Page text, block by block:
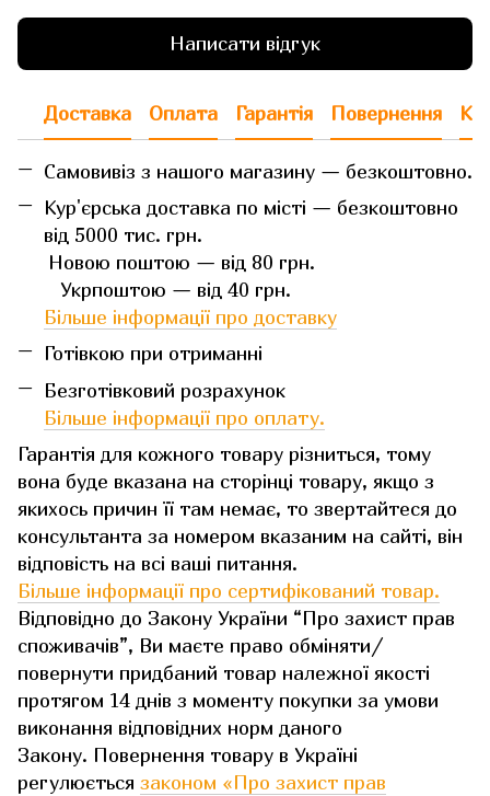
Написати відгук
Доставка Оплата Гарантія Повернення
Самовивіз з нашого магазину — безкоштовно.
Кур'єрська доставка по місті — безкоштовно
від 5000 тис. грн.
Новою поштою — від 80 грн.
Укрпоштою — від 40 грн.
Більше інформації про доставку
Готівкою при отриманні
Безготівковий розрахунок
Більше інформації про оплату.
Гарантія для кожного товару різниться, тому
вона буде вказана на сторінці товару, якщо з
якихось причин її там немає, то звертайтеся до
консультанта за номером вказаним на сайті, він
відповість на всі ваші питання.
Більше інформації про сертифікований товар.
Відповідно до Закону України “Про захист прав
споживачів”, Ви маєте право обміняти/
повернути придбаний товар належної якості
протягом 14 днів з моменту покупки за умови
виконання відповідних норм даного
Закону. Повернення товару в Україні
регулюється законом «Про захист прав